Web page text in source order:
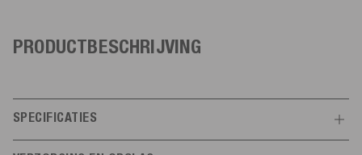
PRODUCTBESCHRIJVING
SPECIFICATIES